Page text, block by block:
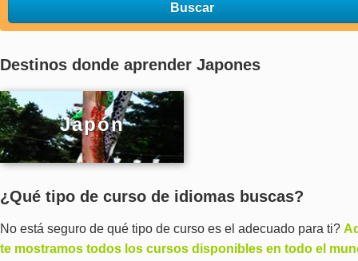
Buscar
Destinos donde aprender Japones
Japón
¿Qué tipo de curso de idiomas buscas?
No está seguro de qué tipo de curso es el adecuado para ti?
te mostramos todos los cursos disponibles en todo el